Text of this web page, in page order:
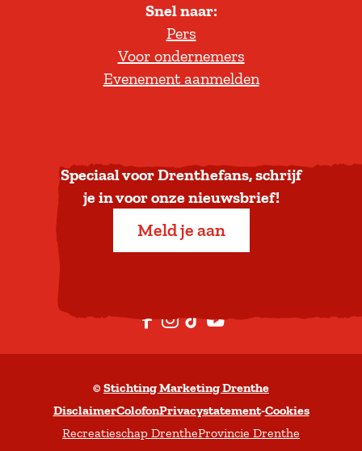
l
t
e
r
a
a
b
n
Snel naar:
Pers
Voor ondernemers
Evenement aanmelden
Speciaal voor Drenthefans, schrijf
je in voor onze nieuwsbrief!
Meld je aan
F
a
e
b
o
I
n
t
a
g
T
i
T
o
k
Y
o
t
u
b
© Stichting Marketing Drenthe
DisclaimerColofonPrivacystatement-Cookies
Recreatieschap DrentheProvincie Drenthe